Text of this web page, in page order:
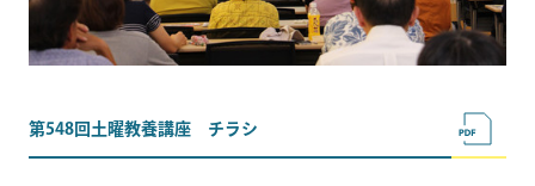
第548回土曜教養講座 チラシ